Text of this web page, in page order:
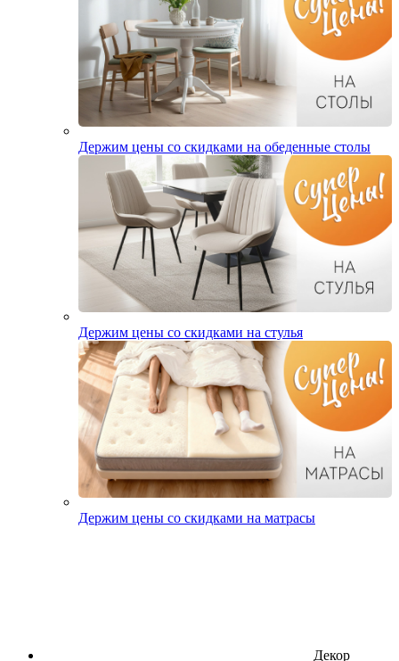
Держим цены со скидками на обеденные столы
Держим цены со скидками на стулья
Держим цены со скидками на матрасы
Декор